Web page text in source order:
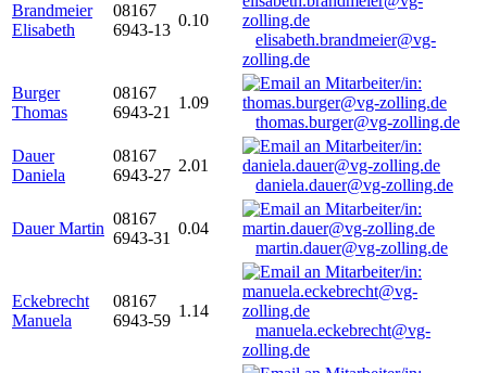
Brandmeier
Elisabeth
08167
6943-13
0.10
elisabeth.brandmeier@vg-
zolling.de
Burger
Thomas
08167
6943-21
1.09
thomas.burger@vg-zolling.de
Dauer
Daniela
08167
6943-27
2.01
daniela.dauer@vg-zolling.de
Dauer Martin
08167
6943-31
0.04
martin.dauer@vg-zolling.de
Eckebrecht
Manuela
08167
6943-59
1.14
manuela.eckebrecht@vg-
zolling.de